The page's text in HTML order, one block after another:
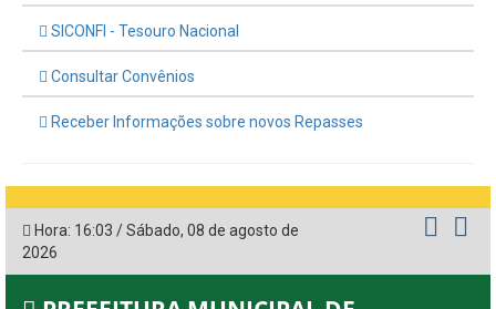
SICONFI - Tesouro Nacional
Consultar Convênios
Receber Informações sobre novos Repasses
Hora: 16:03 /Sábado, 08 de agosto de
2026